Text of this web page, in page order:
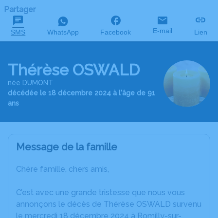
Partager
SMS WhatsApp Facebook E-mail Lien
Thérèse OSWALD
née DUMONT
décédée le 18 décembre 2024 à l'âge de 91
ans
Message de la famille
Chère famille, chers amis,
C’est avec une grande tristesse que nous vous
annonçons le décès de Thérèse OSWALD survenu
le mercredi 18 décembre 2024 à Romilly-sur-